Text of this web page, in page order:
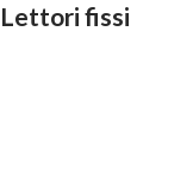
Lettori fissi